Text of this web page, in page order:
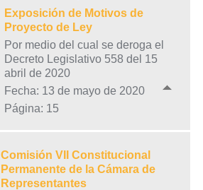
Exposición de Motivos de
Proyecto de Ley
Por medio del cual se deroga el
Decreto Legislativo 558 del 15
abril de 2020
Fecha: 13 de mayo de 2020
Página: 15
Comisión VII Constitucional
Permanente de la Cámara de
Representantes